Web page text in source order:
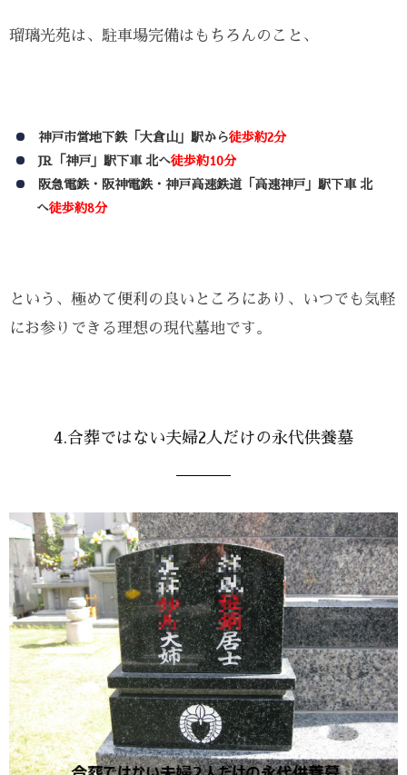
瑠璃光苑は、駐車場完備はもちろんのこと、
神戸市営地下鉄「大倉山」駅から徒歩約2分
JR「神戸」駅下車 北へ徒歩約10分
阪急電鉄・阪神電鉄・神戸高速鉄道「高速神戸」駅下車 北
へ徒歩約8分
という、極めて便利の良いところにあり、いつでも気軽
にお参りできる理想の現代墓地です。
4.合葬ではない夫婦2人だけの永代供養墓